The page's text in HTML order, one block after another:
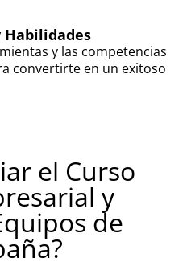
y las competencias
convertirte en un exitoso
el Curso
y
de